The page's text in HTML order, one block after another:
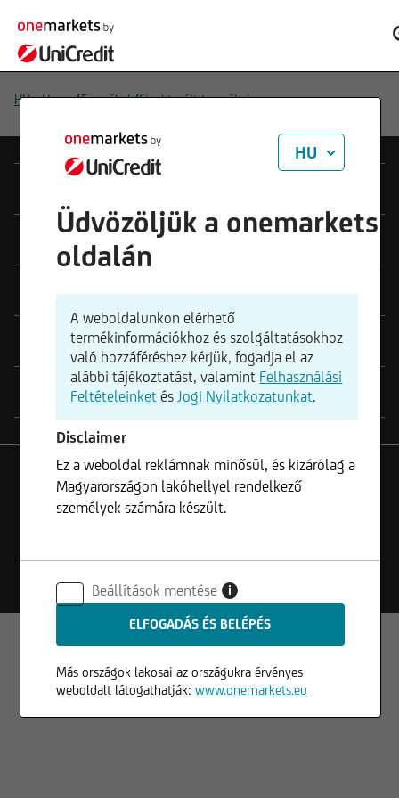
HU - Home/Termékek/Strukturált termékek
Szolgáltatás
Jogi megjegyzések
Kapcsolat
HU
Üdvözöljük a onemarkets
oldalán
A weboldalunkon elérhető
termékinformációkhoz és szolgáltatásokhoz
való hozzáféréshez kérjük, fogadja el az
alábbi tájékoztatást, valamint Felhasználási
Feltételeinket és Jogi Nyilatkozatunkat.
Disclaimer
Ez a weboldal reklámnak minősül, és kizárólag a
Magyarországon lakóhellyel rendelkező
személyek számára készült.
Beállítások mentése i
Más országok lakosai az országukra érvényes
weboldalt látogathatják:www.onemarkets.eu